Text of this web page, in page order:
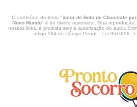
O conteúdo do texto "Valor de Bolo de Chocolate
Novo Mundo" é de direito reservado. Sua
nossos links, é proibida sem a autorização do autor.
artigo 184 do Código Penal – Lei 9610/98 -